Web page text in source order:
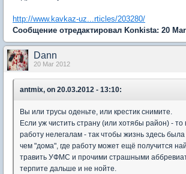
http://www.kavkaz-uz...rticles/203280/
Сообщение отредактировал Konkista: 20
Dann
20 Mar 2012
antmix, on 20.03.2012 - 13:10:
Вы или трусы оденьте, или крестик снимите.
Если уж чистить страну (или хотябы район) -
работу нелегалам - так чтобы жизнь здесь
чем "дома", где работу может ещё получится
травить УФМС и прочими страшными
терпите дальше и не нойте.